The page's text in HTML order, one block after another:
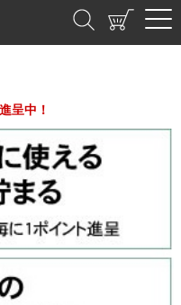
呈中！